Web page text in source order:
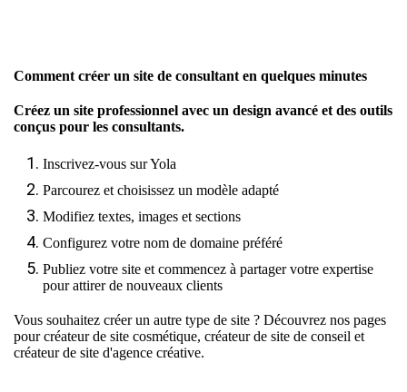
Comment créer un site de consultant en quelques minutes
Créez un site professionnel avec un design avancé et des outils
conçus pour les consultants.
Inscrivez-vous sur Yola
Parcourez et choisissez un modèle adapté
Modifiez textes, images et sections
Configurez votre nom de domaine préféré
Publiez votre site et commencez à partager votre expertise
pour attirer de nouveaux clients
Vous souhaitez créer un autre type de site ? Découvrez nos pages
pourcréateur de site cosmétique, créateur de site de conseil et
créateur de site d'agence créative.